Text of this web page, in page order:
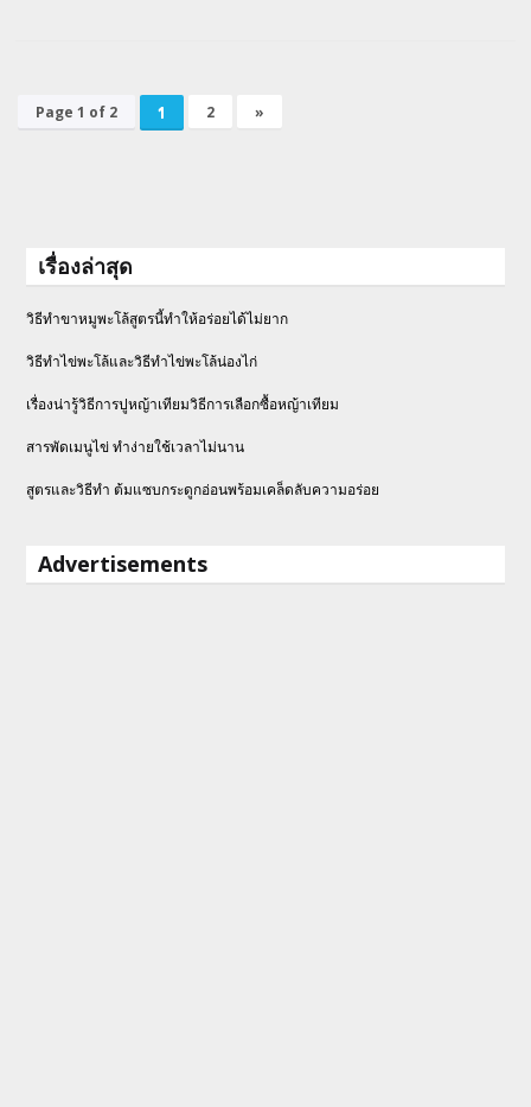
Page 1 of 2 1 2 »
เรื่องล่าสุด
วิธีทำขาหมูพะโล้สูตรนี้ทำให้อร่อยได้ไม่ยาก
วิธีทําไข่พะโล้และวิธีทำไข่พะโล้น่องไก่
เรื่องน่ารู้วิธีการปูหญ้าเทียมวิธีการเลือกซื้อหญ้าเทียม
สารพัดเมนูไข่ ทำง่ายใช้เวลาไม่นาน
สูตรและวิธีทำ ต้มแซบกระดูกอ่อนพร้อมเคล็ดลับความอร่อย
Advertisements